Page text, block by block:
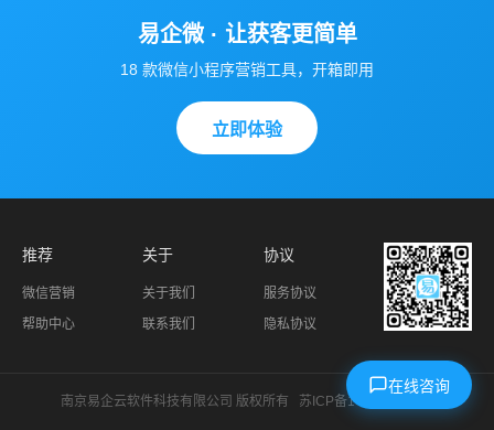
易企微 · 让获客更简单
18 款微信小程序营销工具，开箱即用
立即体验
推荐
微信营销
帮助中心
关于
关于我们
联系我们
协议
服务协议
隐私协议
南京易企云软件科技有限公司 版权所有 苏ICP备14024966号-1
在线咨询